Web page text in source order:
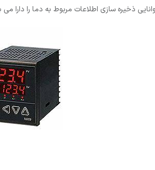
ذخیره سازی اطلاعات مربوط به دما را دارا